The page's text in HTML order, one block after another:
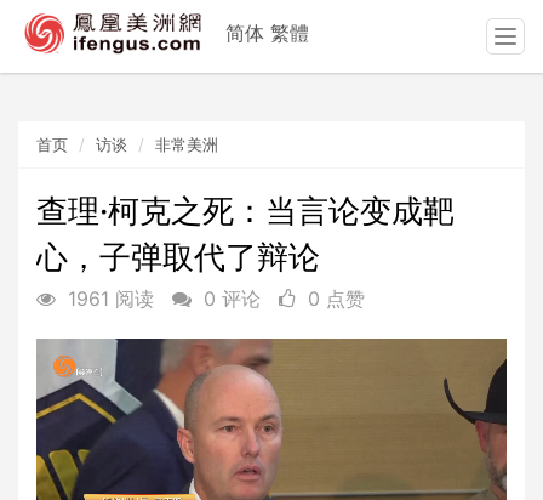
首页 访谈 非常美洲
查理·柯克之死：当言论变成靶
心，子弹取代了辩论
1961 阅读 0 评论 0 点赞
简体 繁體
T
o
a
t
n